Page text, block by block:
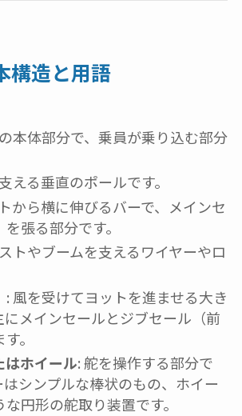
構造と用語
本体部分で、乗員が乗り込む部分
える垂直のポールです。
から横に伸びるバーで、メインセ
張る部分です。
トやブームを支えるワイヤーやロ
: 風を受けてヨットを進ませる大き
にメインセールとジブセール（前
。
はホイール: 舵を操作する部分で
はシンプルな棒状のもの、ホイー
円形の舵取り装置です。